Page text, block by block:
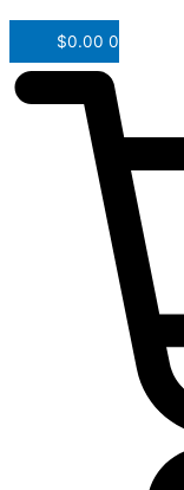
$0.00 0